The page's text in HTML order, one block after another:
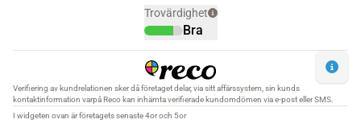
Trovärdighet
Bra
Verifiering av kundrelationen sker då företaget delar, via sitt affärssystem, sin kunds
kontaktinformation varpå Reco kan inhämta verifierade kundomdömen via e-post eller SMS.
I widgeten ovan är företagets senaste 4or och 5or